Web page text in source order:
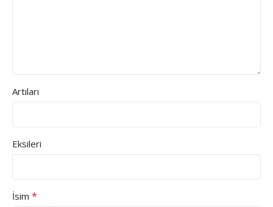
Artıları
Eksileri
İsim *